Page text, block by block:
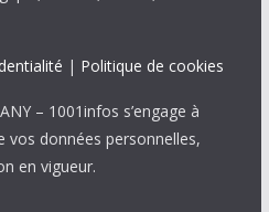
| Politique de cookies
– 1001infos s’engage à
données personnelles,
en vigueur.